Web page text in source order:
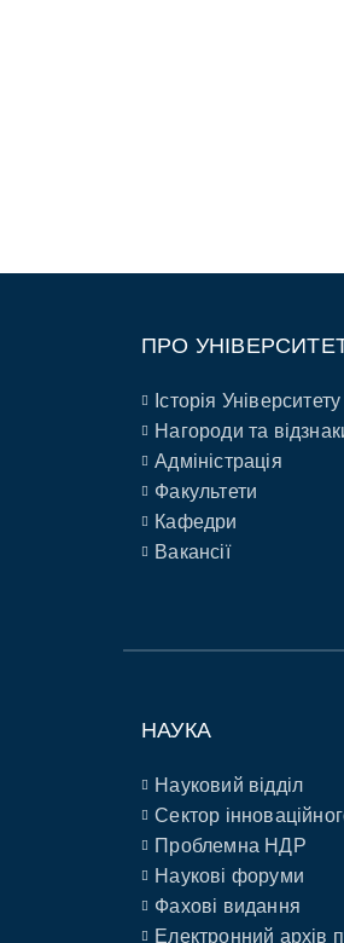
ПРО
Історія Університету
Нагороди та
Адміністрація
Факультети
Кафедри
Вакансії
НАУКА
Науковий відділ
Сектор
Проблемна НДР
Наукові форуми
Фахові видання
Електронний архів